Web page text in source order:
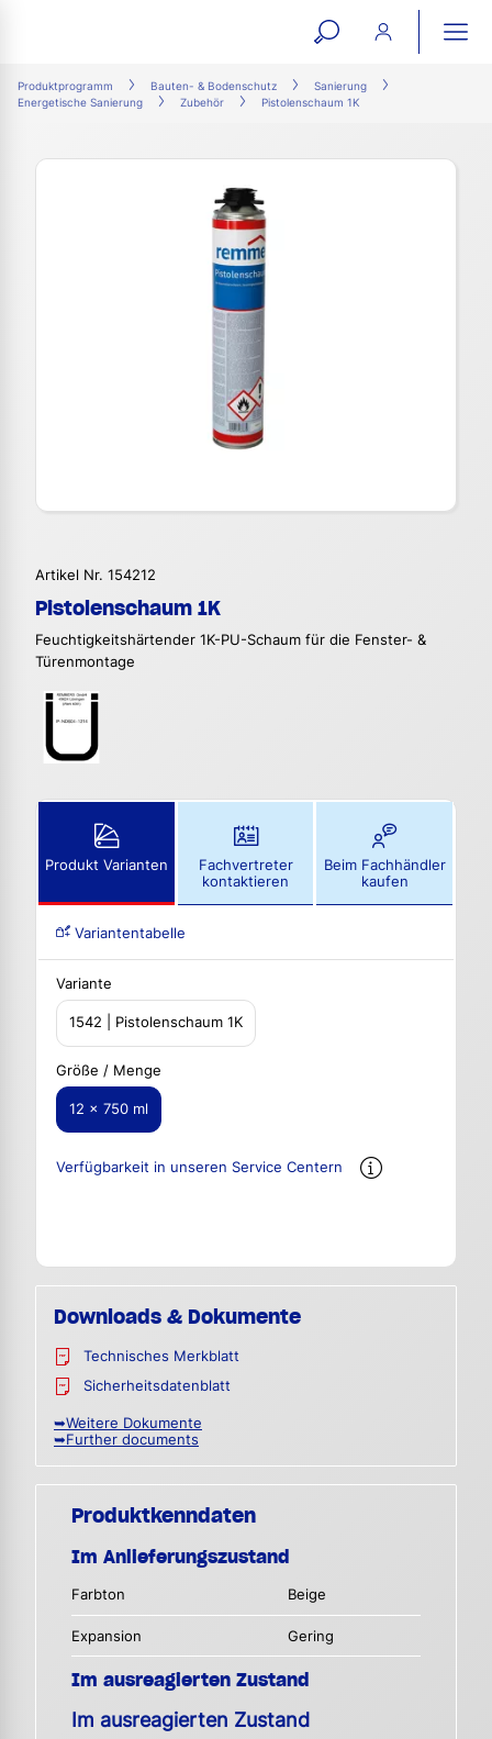
open
search
Produktprogramm Bauten- & Bodenschutz
Sanierung
Energetische Sanierung
Zubehör Pistolenschaum 1K
Artikel Nr. 154212
Pistolenschaum 1K
Feuchtigkeitshärtender 1K-PU-Schaum für die Fenster- &
Türenmontage
Produkt Varianten
Fachvertreter
kontaktieren
Beim Fachhändler
kaufen
Variantentabelle
Variante
1542 | Pistolenschaum 1K
Größe / Menge
12 x 750 ml
Verfügbarkeit in unseren Service Centern
Downloads & Dokumente
Technisches Merkblatt
Sicherheitsdatenblatt
➥Weitere Dokumente
➥Further documents
Produktkenndaten
Im Anlieferungszustand
Farbton Beige
Expansion Gering
Im ausreagierten Zustand
Im ausreagierten Zustand